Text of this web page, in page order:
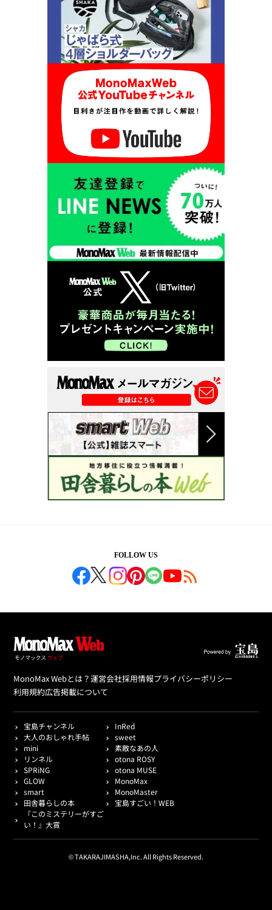
FOLLOW US
MonoMax Webとは？運営会社採用情報プライバシーポリシー
利用規約広告掲載について
宝島チャンネル
InRed
大人のおしゃれ手帖
sweet
mini
素敵なあの人
リンネル
otona ROSY
SPRiNG
otona MUSE
GLOW
MonoMax
smart
MonoMaster
田舎暮らしの本
宝島すごい！WEB
『このミステリーがすご
い！』大賞
© TAKARAJIMASHA,Inc. All Rights Reserved.